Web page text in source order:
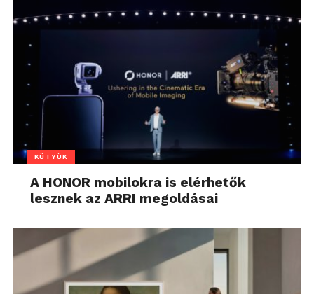
KÜTYÜK
A HONOR mobilokra is elérhetők
lesznek az ARRI megoldásai